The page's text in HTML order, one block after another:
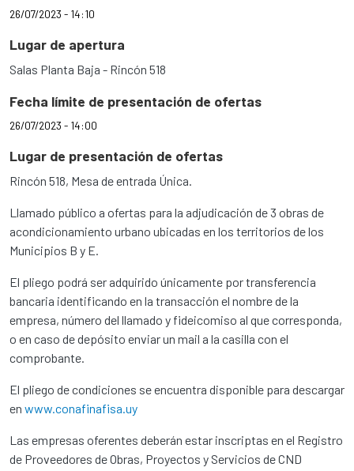
26/07/2023 - 14:10
Lugar de apertura
Salas Planta Baja - Rincón 518
Fecha límite de presentación de ofertas
26/07/2023 - 14:00
Lugar de presentación de ofertas
Rincón 518, Mesa de entrada Única.
Llamado público a ofertas para la adjudicación de 3 obras de
acondicionamiento urbano ubicadas en los territorios de los
Municipios B y E.
El pliego podrá ser adquirido únicamente por transferencia
bancaria identificando en la transacción el nombre de la
empresa, número del llamado y fideicomiso al que corresponda,
o en caso de depósito enviar un mail a la casilla con el
comprobante.
El pliego de condiciones se encuentra disponible para descargar
en www.conafinafisa.uy
Las empresas oferentes deberán estar inscriptas en el Registro
de Proveedores de Obras, Proyectos y Servicios de CND